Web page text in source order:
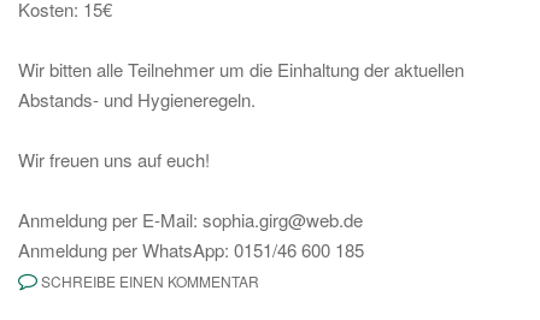
Kosten: 15€
Wir bitten alle Teilnehmer um die Einhaltung der aktuellen
Abstands- und Hygieneregeln.
Wir freuen uns auf euch!
Anmeldung per E-Mail: sophia.girg@web.de
Anmeldung per WhatsApp: 0151/46 600 185
SCHREIBE EINEN KOMMENTAR